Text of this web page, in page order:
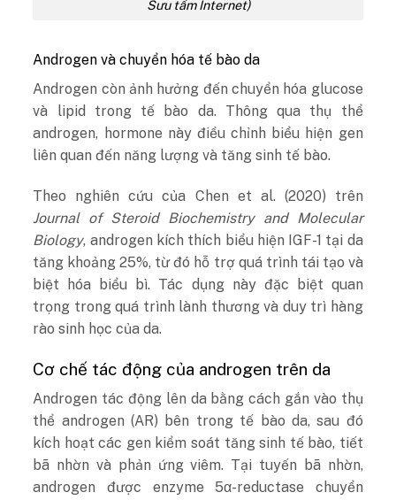
Sưu tầm Internet)
Androgen và chuyển hóa tế bào da
Androgen còn ảnh hưởng đến chuyển hóa glucose
và lipid trong tế bào da. Thông qua thụ thể
androgen, hormone này điều chỉnh biểu hiện gen
liên quan đến năng lượng và tăng sinh tế bào.
Theo nghiên cứu của Chen et al. (2020) trên
Journal of Steroid Biochemistry and Molecular
Biology, androgen kích thích biểu hiện IGF-1 tại da
tăng khoảng 25%, từ đó hỗ trợ quá trình tái tạo và
biệt hóa biểu bì. Tác dụng này đặc biệt quan
trọng trong quá trình lành thương và duy trì hàng
rào sinh học của da.
Cơ chế tác động của androgen trên da
Androgen tác động lên da bằng cách gắn vào thụ
thể androgen (AR) bên trong tế bào da, sau đó
kích hoạt các gen kiểm soát tăng sinh tế bào, tiết
bã nhờn và phản ứng viêm. Tại tuyến bã nhờn,
androgen được enzyme 5α-reductase chuyển